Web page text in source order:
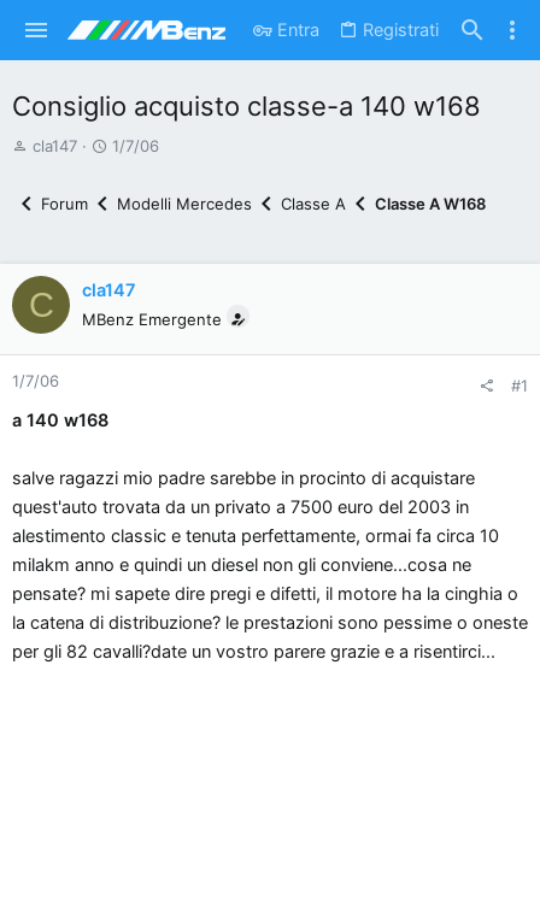
Entra Registrati
Consiglio acquisto classe-a 140 w168
A
e
d
i
s
c
u
i
o
n
e
cla147
D
n
i
1/7/06
Forum Modelli Mercedes Classe A Classe A W168
C cla147
MBenz Emergente
1/7/06 #1
a 140 w168
salve ragazzi mio padre sarebbe in procinto di acquistare
quest'auto trovata da un privato a 7500 euro del 2003 in
alestimento classic e tenuta perfettamente, ormai fa circa 10
milakm anno e quindi un diesel non gli conviene...cosa ne
pensate? mi sapete dire pregi e difetti, il motore ha la cinghia o
la catena di distribuzione? le prestazioni sono pessime o oneste
per gli 82 cavalli?date un vostro parere grazie e a risentirci...